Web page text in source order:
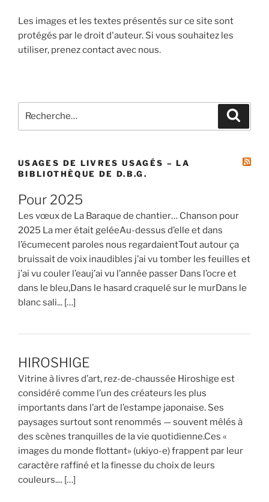
Les images et les textes présentés sur ce site sont
protégés par le droit d'auteur. Si vous souhaitez les
utiliser, prenez contact avec nous.
pour
USAGES DE LIVRES USAGÉS – LA
BIBLIOTHÈQUE DE D.B.G.
Pour 2025
Les vœux de La Baraque de chantier… Chanson pour
2025 La mer était geléeAu-dessus d’elle et dans
l’écumecent paroles nous regardaientTout autour ça
bruissait de voix inaudibles j’ai vu tomber les feuilles et
j’ai vu couler l’eauj’ai vu l’année passer Dans l’ocre et
dans le bleu,Dans le hasard craquelé sur le murDans le
blanc sali... […]
HIROSHIGE
Vitrine à livres d’art, rez-de-chaussée Hiroshige est
considéré comme l’un des créateurs les plus
importants dans l’art de l’estampe japonaise. Ses
paysages surtout sont renommés — souvent mêlés à
des scènes tranquilles de la vie quotidienne.Ces «
images du monde flottant» (ukiyo-e) frappent par leur
caractère raffiné et la finesse du choix de leurs
couleurs.... […]